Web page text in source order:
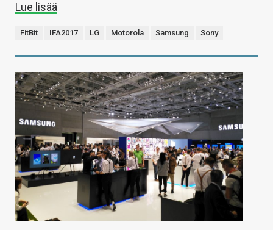
Lue lisää
FitBit IFA2017 LG Motorola Samsung Sony